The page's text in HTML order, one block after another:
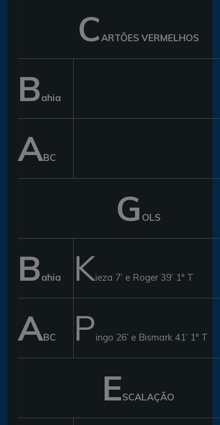
CARTÕES VERMELHOS
Bahia
ABC
G OLS
Bahia Kieza 7’ e Roger 39’ 1º T
ABC Pingo 26’ e Bismark 41’ 1º T
ESCALAÇÃO